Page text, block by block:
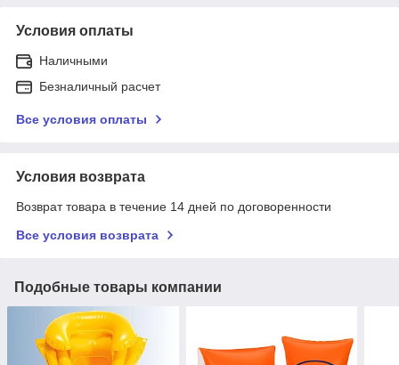
Условия оплаты
Наличными
Безналичный расчет
Все условия оплаты
Условия возврата
Возврат товара в течение 14 дней по договоренности
Все условия возврата
Подобные товары компании